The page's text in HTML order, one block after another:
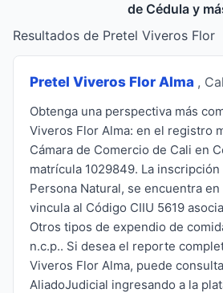
de Cédula y
Resultados de Pretel Viveros Flor
Pretel Viveros Flor Alma ,
Obtenga una perspectiva más
Viveros Flor Alma: en el registro
Cámara de Comercio de Cali en
matrícula 1029849. La
Persona Natural, se encuentra
vincula al Código CIIU 5619
Otros tipos de expendio de
n.c.p.. Si desea el reporte
Viveros Flor Alma, puede
AliadoJudicial ingresando a la